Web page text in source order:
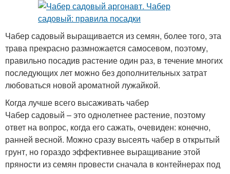
Чабер садовый выращивается из семян, более того, эта
трава прекрасно размножается самосевом, поэтому,
правильно посадив растение один раз, в течение многих
последующих лет можно без дополнительных затрат
любоваться новой ароматной лужайкой.
Когда лучше всего высаживать чабер
Чабер садовый – это однолетнее растение, поэтому
ответ на вопрос, когда его сажать, очевиден: конечно,
ранней весной. Можно сразу высеять чабер в открытый
грунт, но гораздо эффективнее выращивание этой
пряности из семян провести сначала в контейнерах под